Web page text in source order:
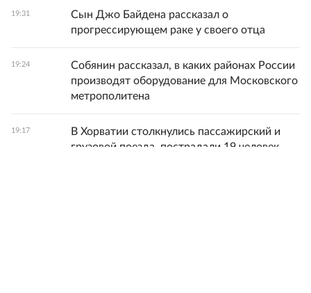
19:31
Сын Джо Байдена рассказал о
прогрессирующем раке у своего отца
19:24
Собянин рассказал, в каких районах России
производят оборудование для Московского
метрополитена
19:17
В Хорватии столкнулись пассажирский и
грузовой поезда, пострадали 19 человек